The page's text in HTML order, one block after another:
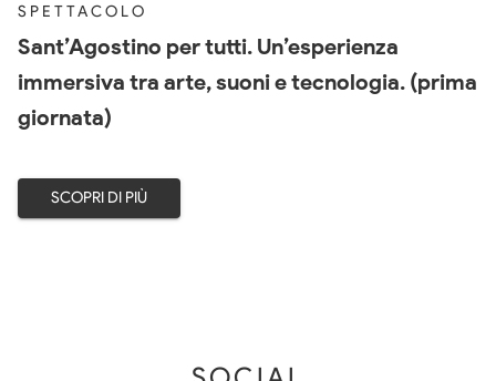
SPETTACOLO
Sant’Agostino per tutti. Un’esperienza
immersiva tra arte, suoni e tecnologia. (prima
giornata)
SCOPRI DI PIÙ